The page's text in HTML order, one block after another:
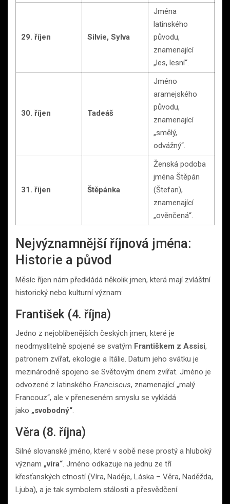
29. říjen Silvie, Sylva
Jména
latinského
původu,
znamenající
„les, lesní“.
30. říjen Tadeáš
Jméno
aramejského
původu,
znamenající
„smělý,
odvážný“.
31. říjen Štěpánka
Ženská podoba
jména Štěpán
(Štefan),
znamenající
„ověnčená“.
Nejvýznamnější říjnová jména:
Historie a původ
Měsíc říjen nám předkládá několik jmen, která mají zvláštní
historický nebo kulturní význam:
František (4. října)
Jedno z nejoblíbenějších českých jmen, které je
neodmyslitelně spojené se svatým Františkem z Assisi,
patronem zvířat, ekologie a Itálie. Datum jeho svátku je
mezinárodně spojeno se Světovým dnem zvířat. Jméno je
odvozené z latinského Franciscus, znamenající „malý
Francouz“, ale v přeneseném smyslu se vykládá
jako „svobodný“
Věra (8. října)
Silné slovanské jméno, které v sobě nese prostý a hluboký
význam „víra“ . Jméno odkazuje na jednu ze tří
křesťanských ctností (Víra, Naděje, Láska – Věra, Naděžda,
Ljuba), a je tak symbolem stálosti a přesvědčení.